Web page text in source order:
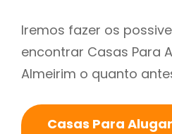
Iremos fazer os
encontrar Casas Para
Almeirim o quanto
Casas Para